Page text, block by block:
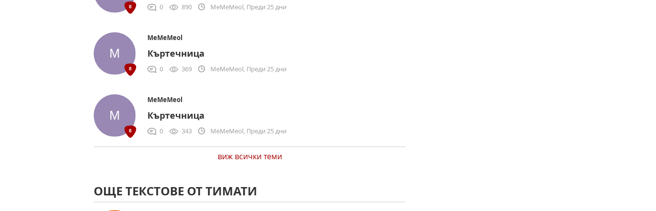
0 890 MeMeMeol, Преди 25 дни
MeMeMeol
Къртечница
0 369 MeMeMeol, Преди 25 дни
MeMeMeol
Къртечница
0 343 MeMeMeol, Преди 25 дни
виж всички теми
ОЩЕ ТЕКСТОВЕ ОТ ТИМАТИ